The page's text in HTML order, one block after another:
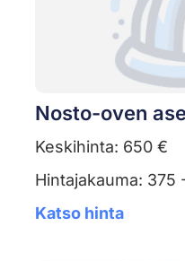
Nosto-oven
Keskihinta: 650 €
Hintajakauma: 375
Katso hinta